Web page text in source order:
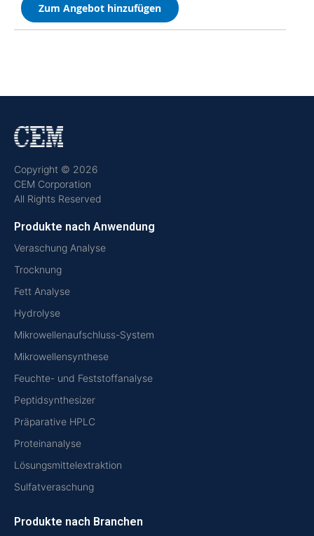
Zum Angebot hinzufügen
Copyright © 2026
CEM Corporation
All Rights Reserved
Produkte nach Anwendung
Veraschung Analyse
Trocknung
Fett Analyse
Hydrolyse
Mikrowellenaufschluss-System
Mikrowellensynthese
Feuchte- und Feststoffanalyse
Peptidsynthesizer
Präparative HPLC
Proteinanalyse
Lösungsmittelextraktion
Sulfatveraschung
Produkte nach Branchen